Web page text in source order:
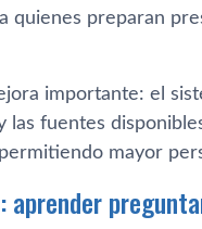
quienes preparan
importante: el
las fuentes
mayor
aprender